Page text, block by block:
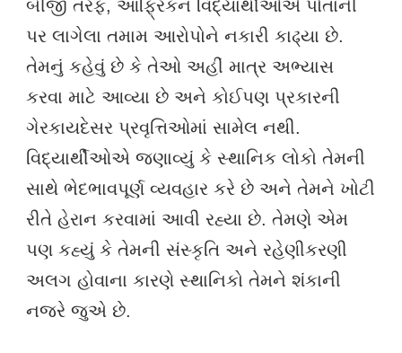
બીજી તરફ, આફ્રિકન વિદ્યાર્થીઓએ પોતાની
પર લાગેલા તમામ આરોપોને નકારી કાઢ્યા છે.
તેમનું કહેવું છે કે તેઓ અહીં માત્ર અભ્યાસ
કરવા માટે આવ્યા છે અને કોઈપણ પ્રકારની
ગેરકાયદેસર પ્રવૃત્તિઓમાં સામેલ નથી.
વિદ્યાર્થીઓએ જણાવ્યું કે સ્થાનિક લોકો તેમની
સાથે ભેદભાવપૂર્ણ વ્યવહાર કરે છે અને તેમને ખોટી
રીતે હેરાન કરવામાં આવી રહ્યા છે. તેમણે એમ
પણ કહ્યું કે તેમની સંસ્કૃતિ અને રહેણીકરણી
અલગ હોવાના કારણે સ્થાનિકો તેમને શંકાની
નજરે જુએ છે.